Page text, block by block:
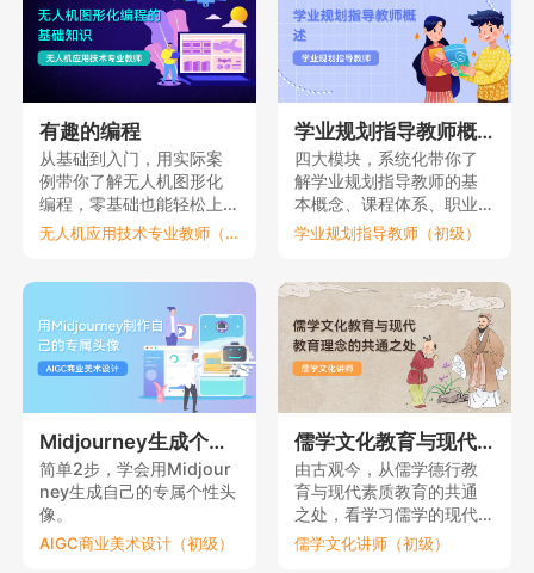
有趣的编程
从基础到入门，用实际案
例带你了解无人机图形化
编程，零基础也能轻松上
手。
无人机应用技术专业教师（初级）
学业规划指导教师概述
四大模块，系统化带你了
解学业规划指导教师的基
本概念、课程体系、职业
要素和理论依据。
学业规划指导教师（初级）
Midjourney生成个性元宇宙头像
简单2步，学会用Midjour
ney生成自己的专属个性头
像。
AIGC商业美术设计（初级）
儒学文化教育与现代教育理念的共通之处
由古观今，从儒学德行教
育与现代素质教育的共通
之处，看学习儒学的现代
意义。
儒学文化讲师（初级）